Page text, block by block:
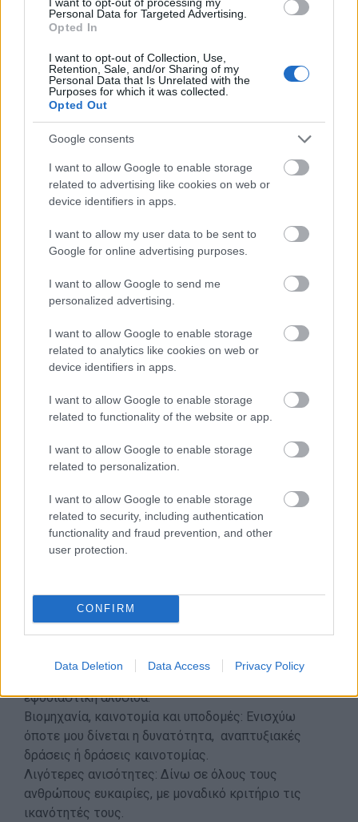
Personal Data for Targeted Advertising.
Opted In
I want to opt-out of Collection, Use,
Retention, Sale, and/or Sharing of my
Personal Data that Is Unrelated with the
Purposes for which it was collected.
Opted Out
Google consents
I want to allow Google to enable storage
related to advertising like cookies on web or
device identifiers in apps.
I want to allow my user data to be sent to
Google for online advertising purposes.
I want to allow Google to send me
personalized advertising.
I want to allow Google to enable storage
related to analytics like cookies on web or
device identifiers in apps.
I want to allow Google to enable storage
related to functionality of the website or app.
I want to allow Google to enable storage
related to personalization.
I want to allow Google to enable storage
related to security, including authentication
functionality and fraud prevention, and other
user protection.
CONFIRM
Data Deletion Data Access Privacy Policy
της Ισότητας, της Ανάπτυξης, της Υγείας, του
Περιβάλλοντος, της καταπολέμησης της φτώχειας
σημαντικές για να τις αφήσουμε στην τύχη!
 Για να «Κάνουμε τον Κόσμο Καλύτερο»!
Ιδέες και προτάσεις από τους Προσκόπους για το
πώς μπορούμε με απλό τρόπο
να συνεισφέρουμε όλοι στην εφαρμογή των 17
Στόχων Βιώσιμης Ανάπτυξης
γιορτή μου, αντί για δώρο, ζητάω από τους φίλους
μου να δώσουν τα χρήματα σε ένα ίδρυμα.
παντοπωλείο του δήμου μου τουλάχιστον 5
Καλή υγεία και ευημερία: Δυο φορές την εβδομάδα
δίνω χρόνο στον εαυτό μου για περπάτημα/
σωματική άσκηση.
Ποιοτική εκπαίδευση: Δυο φορές το χρόνο διδάσκω
τις γνώσεις-ικανότητές μου σε κάποιο κοινωνικό
Ισότητα των φύλων: Μοιράζομαι τις αρμοδιότητες /
ευθύνες / αποστολές / δουλειές, ισότιμα, χωρίς
Καθαρό νερό – αποχέτευση: Εξοικονομώ νερό – δεν
αφήνω τη βρύση να τρέχει την ώρα που βουρτσίζω
τα δόντια μου.
μου.
Αξιοπρεπής εργασία και οικονομική ανάπτυξη:
Καταναλώνω ενσυνείδητα προϊόντα που
προέρχονται από εταιρίες που εφαρμόζουν
εφοδιαστική αλυσίδα.
Βιομηχανία, καινοτομία και υποδομές: Ενισχύω
όποτε μου δίνεται η δυνατότητα, αναπτυξιακές
δράσεις ή δράσεις καινοτομίας.
Λιγότερες ανισότητες: Δίνω σε όλους τους
ανθρώπους ευκαιρίες, με μοναδικό κριτήριο τις
ικανότητές τους.